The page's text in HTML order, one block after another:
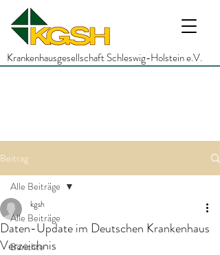
Krankenhausgesellschaft Schleswig-Holstein e.V.
Beitrag
Alle Beiträge
Berichte
Alle Beiträge
Daten-Update im Deutschen Krankenhaus
Verzeichnis
kgsh